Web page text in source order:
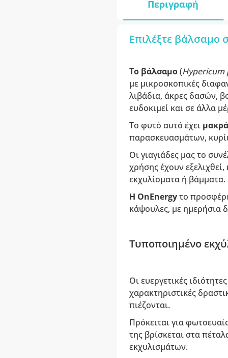
Περιγραφή
Επιλέξτε βάλσαμο
Το βάλσαμο(
με μικροσκοπικές
λιβάδια, άκρες δασών,
ευδοκιμεί και σε άλλα
Το φυτό αυτό έχει
παρασκευασμάτων,
Οι γιαγιάδες μας το
χρήσης έχουν
εκχυλίσματα ή βάμματα.
Η OnEnergyτο
κάψουλες, με ημερήσια
Τυποποιημένο
Οι ευεργετικές
χαρακτηριστικές
πιέζονται.
Πρόκειται για
της βρίσκεται στα
εκχυλισμάτων.